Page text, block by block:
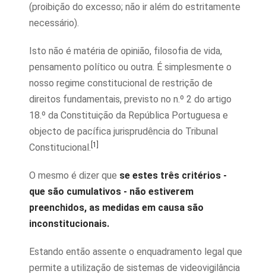
(proibição do excesso; não ir além do estritamente
necessário).
Isto não é matéria de opinião, filosofia de vida,
pensamento político ou outra. É simplesmente o
nosso regime constitucional de restrição de
direitos fundamentais, previsto no n.º 2 do artigo
18.º da Constituição da República Portuguesa e
objecto de pacífica jurisprudência do Tribunal
Constitucional. [1]
O mesmo é dizer que se estes três critérios -
que são cumulativos - não estiverem
preenchidos, as medidas em causa são
inconstitucionais.
Estando então assente o enquadramento legal que
permite a utilização de sistemas de videovigilância